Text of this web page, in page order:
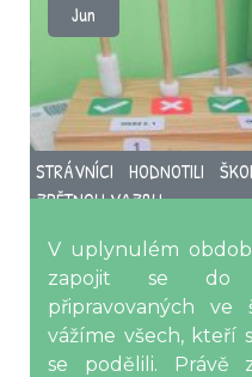
Jun
STRÁVNÍCI HODNOTILI
ZPĚTNOU VAZBU
V uplynulém
zapojit se do
připravovaných
vážíme všech, kteří
se podělili. Právě